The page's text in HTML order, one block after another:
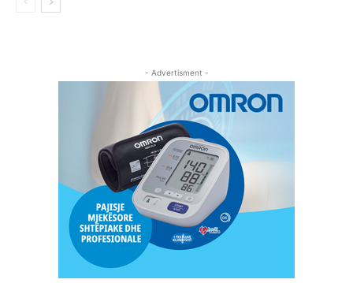
- Advertisment -